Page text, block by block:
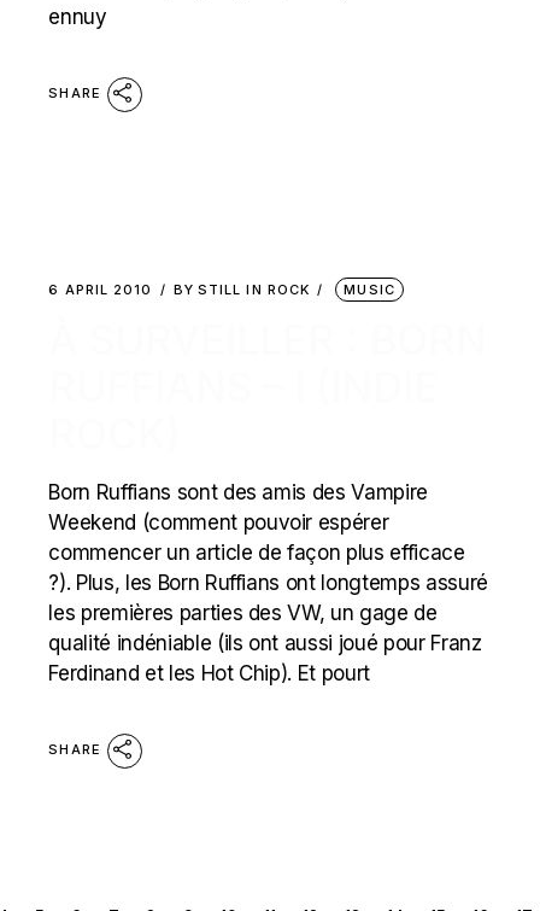
ennuy
SHARE
6 APRIL 2010 BY STILL IN ROCK MUSIC
Born Ruffians sont des amis des Vampire
Weekend (comment pouvoir espérer
commencer un article de façon plus efficace
?). Plus, les Born Ruffians ont longtemps assuré
les premières parties des VW, un gage de
qualité indéniable (ils ont aussi joué pour Franz
Ferdinand et les Hot Chip). Et pourt
SHARE